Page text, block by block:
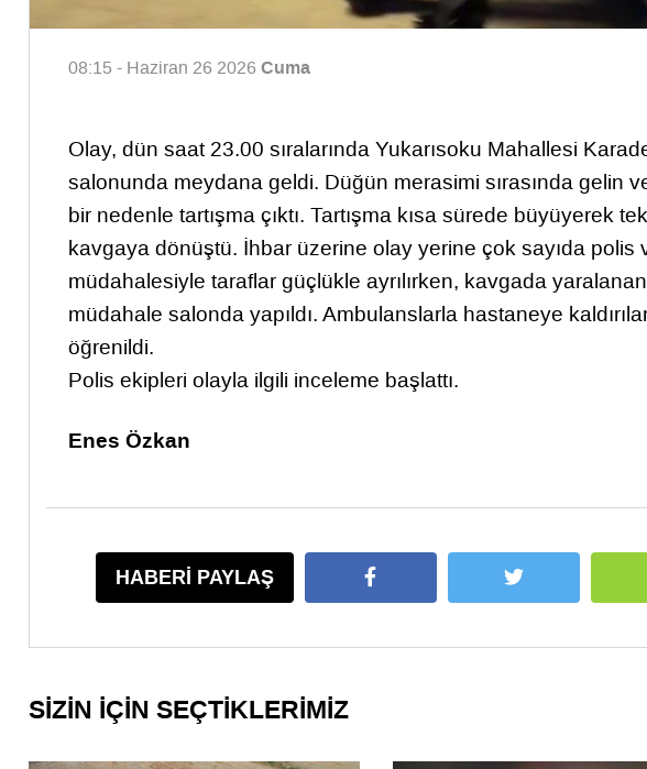
08:15 - Haziran 26 2026 Cuma
Olay, dün saat 23.00 sıralarında Yukarısoku Mahallesi
salonunda meydana geldi. Düğün merasimi sırasında gelin
bir nedenle tartışma çıktı. Tartışma kısa sürede büyüyerek
kavgaya dönüştü. İhbar üzerine olay yerine çok sayıda polis
müdahalesiyle taraflar güçlükle ayrılırken, kavgada
müdahale salonda yapıldı. Ambulanslarla hastaneye
öğrenildi.
Polis ekipleri olayla ilgili inceleme başlattı.
Enes Özkan
HABERİ PAYLAŞ
SİZİN İÇİN SEÇTİKLERİMİZ